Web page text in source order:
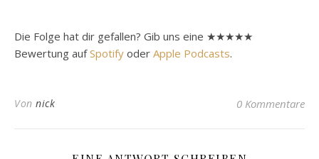
Die Folge hat dir gefallen? Gib uns eine ★★★★★
Bewertung aufSpotify oder Apple Podcasts.
Von nick 0 Kommentare